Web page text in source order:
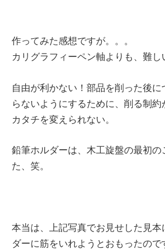
作ってみた感想ですが。。。
カリグラフィーペン軸よりも、難し
自由が利かない！部品を削った後
らないようにするために、削る制約
カタチを変えられない。
鉛筆ホルダーは、木工旋盤の最初の
た、笑。
本当は、上記写真でお見せした見
ダーに筋をいれようとおもったの